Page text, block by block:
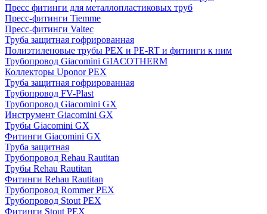
Пресс фитинги для металлопластиковых труб
Пресс-фитинги Tiemme
Пресс-фитинги Valtec
Труба защитная гофрированная
Полиэтиленовые трубы PEX и PE-RT и фитинги к ним
Трубопровод Giacomini GIACOTHERM
Коллекторы Uponor PEX
Труба защитная гофрированная
Трубопровод FV-Plast
Трубопровод Giacomini GX
Инструмент Giacomini GX
Трубы Giacomini GX
Фитинги Giacomini GX
Труба защитная
Трубопровод Rehau Rautitan
Трубы Rehau Rautitan
Фитинги Rehau Rautitan
Трубопровод Rommer PEX
Трубопровод Stout PEX
Фитинги Stout PEX